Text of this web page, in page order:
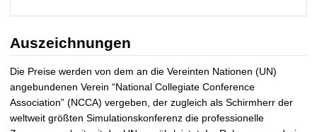
Auszeichnungen
Die Preise werden von dem an die Vereinten Nationen (UN)
angebundenen Verein “National Collegiate Conference
Association” (NCCA) vergeben, der zugleich als Schirmherr der
weltweit größten Simulationskonferenz die professionelle